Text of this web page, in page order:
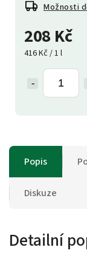
208 Kč
416 Kč / 1 l
Možnosti
Popis
Diskuze
Detailní